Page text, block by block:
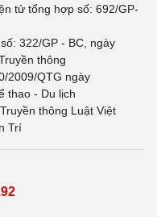
tử tổng hợp số: 692/GP-
322/GP - BC, ngày
thông
2009/QTG ngày
thao - Du lịch
thông Luật Việt
Trí